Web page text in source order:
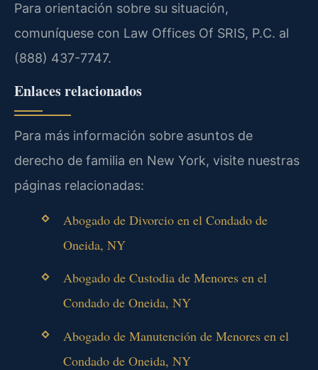
Para orientación sobre su situación,
comuníquese con Law Offices Of SRIS, P.C. al
(888) 437-7747.
Enlaces relacionados
Para más información sobre asuntos de
derecho de familia en New York, visite nuestras
páginas relacionadas:
Abogado de Divorcio en el Condado de
Oneida, NY
Abogado de Custodia de Menores en el
Condado de Oneida, NY
Abogado de Manutención de Menores en el
Condado de Oneida, NY